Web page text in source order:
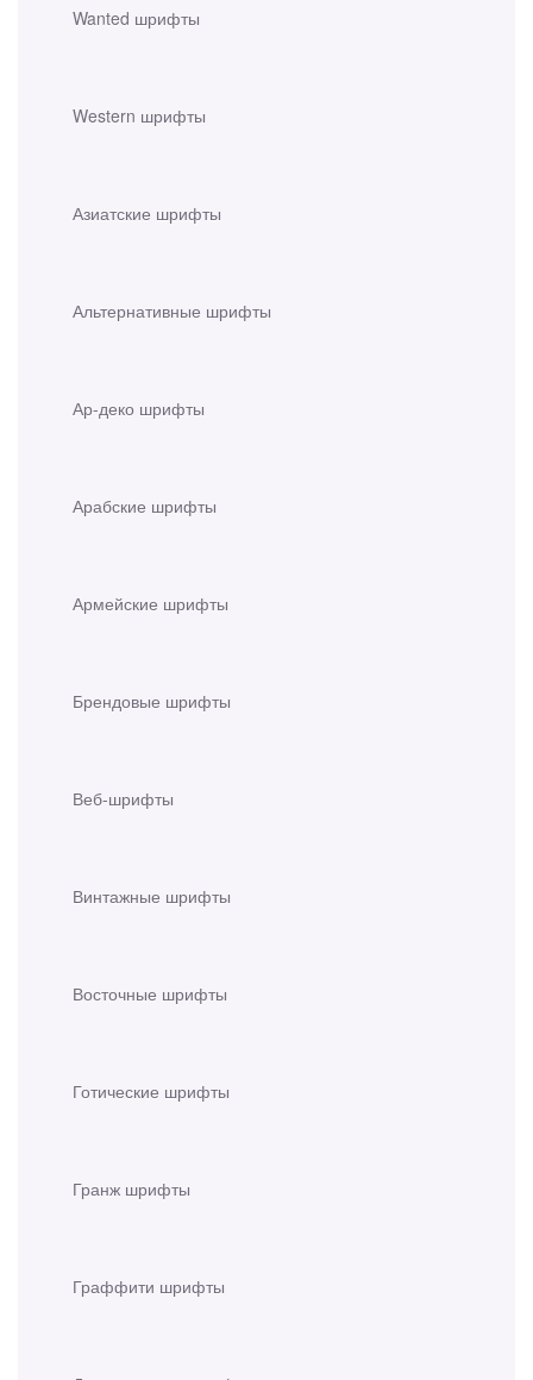
Wanted шрифты
Western шрифты
Азиатские шрифты
Альтернативные шрифты
Ар-деко шрифты
Арабские шрифты
Армейские шрифты
Брендовые шрифты
Веб-шрифты
Винтажные шрифты
Восточные шрифты
Готические шрифты
Гранж шрифты
Граффити шрифты